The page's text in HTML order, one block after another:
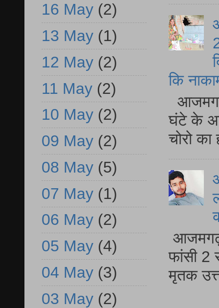
कि
घंटे के
चोरो
आजमगढ़
फांसी 2
मृतक
16 May (2)
13 May (1)
12 May (2)
11 May (2)
10 May (2)
09 May (2)
08 May (5)
07 May (1)
06 May (2)
05 May (4)
04 May (3)
03 May (2)